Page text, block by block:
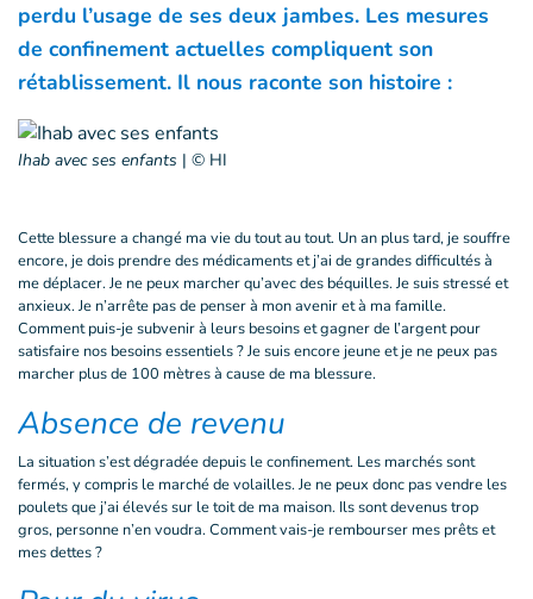
perdu l’usage de ses deux jambes. Les mesures
de confinement actuelles compliquent son
rétablissement. Il nous raconte son histoire :
Ihab avec ses enfants | © HI
Cette blessure a changé ma vie du tout au tout. Un an plus tard, je souffre
encore, je dois prendre des médicaments et j’ai de grandes difficultés à
me déplacer. Je ne peux marcher qu’avec des béquilles. Je suis stressé et
anxieux. Je n’arrête pas de penser à mon avenir et à ma famille.
Comment puis-je subvenir à leurs besoins et gagner de l’argent pour
satisfaire nos besoins essentiels ? Je suis encore jeune et je ne peux pas
marcher plus de 100 mètres à cause de ma blessure.
Absence de revenu
La situation s’est dégradée depuis le confinement. Les marchés sont
fermés, y compris le marché de volailles. Je ne peux donc pas vendre les
poulets que j’ai élevés sur le toit de ma maison. Ils sont devenus trop
gros, personne n’en voudra. Comment vais-je rembourser mes prêts et
mes dettes ?